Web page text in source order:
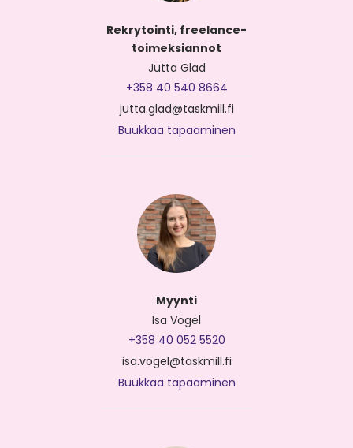
Rekrytointi, freelance-
toimeksiannot
Jutta Glad
+358 40 540 8664
jutta.glad@taskmill.fi
Buukkaa tapaaminen
Myynti
Isa Vogel
+358 40 052 5520
isa.vogel@taskmill.fi
Buukkaa tapaaminen